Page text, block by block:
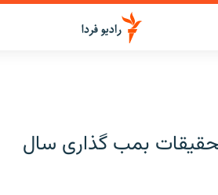
تحقيقات بمب گذاری سال